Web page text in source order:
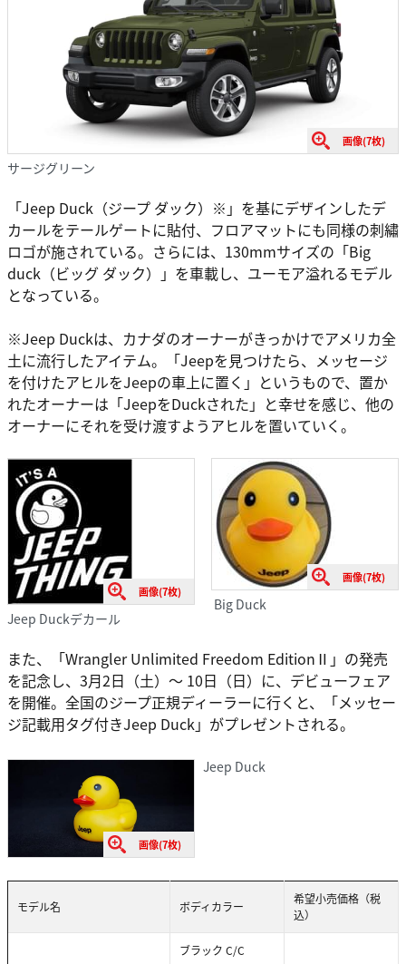
画像(7枚)
サージグリーン
「Jeep Duck（ジープ ダック）※」を基にデザインしたデ
カールをテールゲートに貼付、フロアマットにも同様の刺繡
ロゴが施されている。さらには、130mmサイズの「Big
duck（ビッグ ダック）」を車載し、ユーモア溢れるモデル
となっている。
※Jeep Duckは、カナダのオーナーがきっかけでアメリカ全
土に流行したアイテム。「Jeepを見つけたら、メッセージ
を付けたアヒルをJeepの車上に置く」というもので、置か
れたオーナーは「JeepをDuckされた」と幸せを感じ、他の
オーナーにそれを受け渡すようアヒルを置いていく。
画像(7枚)
Jeep Duckデカール
画像(7枚)
Big Duck
また、「Wrangler Unlimited Freedom EditionⅡ」の発売
を記念し、3月2日（土）～ 10日（日）に、デビューフェア
を開催。全国のジープ正規ディーラーに行くと、「メッセー
ジ記載用タグ付きJeep Duck」がプレゼントされる。
画像(7枚)
Jeep Duck
モデル名 ボディカラー
希望小売価格（税
込）
ブラック C/C